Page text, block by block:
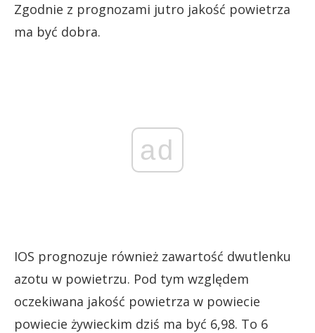
Zgodnie z prognozami jutro jakość powietrza
ma być dobra.
ad
IOS prognozuje również zawartość dwutlenku
azotu w powietrzu. Pod tym względem
oczekiwana jakość powietrza w powiecie
powiecie żywieckim dziś ma być 6,98. To 6